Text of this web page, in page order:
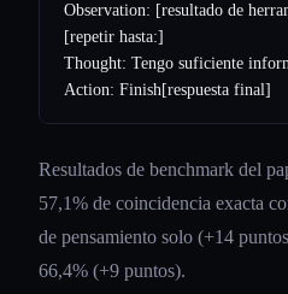
Observation: [resultado de
[repetir hasta:]
Thought: Tengo suficiente
Resultados de benchmark del
57,1% de coincidencia exacta
de pensamiento solo (+14
66,4% (+9 puntos).